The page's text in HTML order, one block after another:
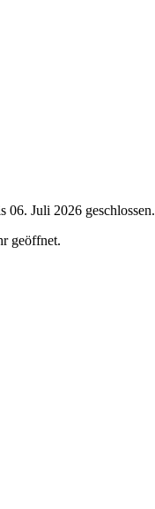
06. Juli 2026 geschlossen.
geöffnet.